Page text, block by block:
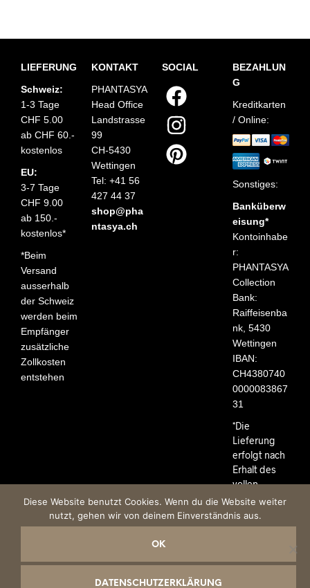
LIEFERUNG
Schweiz:
1-3 Tage
CHF 5.00
ab CHF 60.-
kostenlos
EU:
3-7 Tage
CHF 9.00
ab 150.-
kostenlos*
*Beim
Versand
ausserhalb
der Schweiz
werden beim
Empfänger
zusätzliche
Zollkosten
entstehen
KONTAKT
PHANTASYA
Head Office
Landstrasse
99
CH-5430
Wettingen
Tel: +41 56
427 44 37
shop@pha
ntasya.ch
SOCIAL
BEZAHLUN
G
Kreditkarten
/ Online:
Sonstiges:
Banküberw
eisung*
Kontoinhabe
r:
PHANTASYA
Collection
Bank:
Raiffeisenba
nk, 5430
Wettingen
IBAN:
CH4380740
0000083867
31
*Die
Lieferung
erfolgt nach
Erhalt des
vollen
Rechnungsb
etrages.
Impressum AGB Datenschutzerklärung
Diese Website benutzt Cookies. Wenn du die Website weiter
nutzt, gehen wir von deinem Einverständnis aus.
OK
DATENSCHUTZERKLÄRUNG